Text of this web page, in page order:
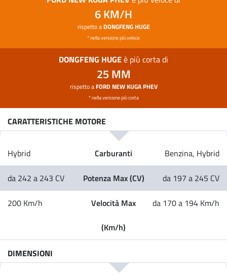
6 KM/H
rispetto aDONGFENG HUGE
* nella versione più veloce
DONGFENG HUGEè più corta di
25 MM
rispetto aFORD NEW KUGA PHEV
* nella versione più corta
CARATTERISTICHE MOTORE
Hybrid Carburanti Benzina, Hybrid
da 242 a 243 CV Potenza Max (CV) da 197 a 245 CV
200 Km/h Velocità Max
(Km/h)
da 170 a 194 Km/h
DIMENSIONI